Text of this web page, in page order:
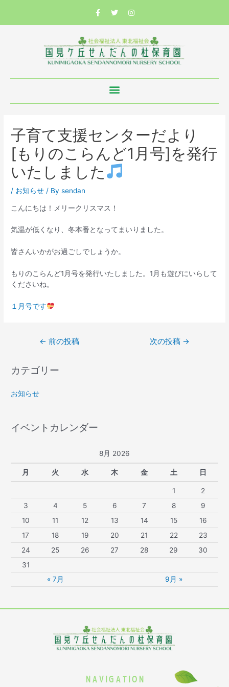
子育て支援センターだより
[もりのこらんど1月号]を発行
いたしました
/ お知らせ / Bysendan
こんにちは！メリークリスマス！
気温が低くなり、冬本番となってまいりました。
皆さんいかがお過ごしでしょうか。
もりのこらんど1月号を発行いたしました。1月も遊びにいらして
くださいね。
１月号です
← 前の投稿 次の投稿 →
カテゴリー
お知らせ
イベントカレンダー
8月 2026
月 火 水 木 金 土 日
1
2
3
4 5 6 7 8
9
10
11 12 13 14 15
16
17
18 19 20 21 22
23
24
25 26 27 28 29
30
31
« 7月
9月 »
NAVIGATION